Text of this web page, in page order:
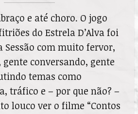
e até choro. O jogo
do Estrela D’Alva foi
Sessão com muito fervor,
conversando, gente
temas como
tráfico e – por que não? –
louco ver o filme “Contos